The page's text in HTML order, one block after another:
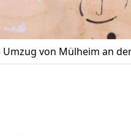
Umzug von Mülheim an